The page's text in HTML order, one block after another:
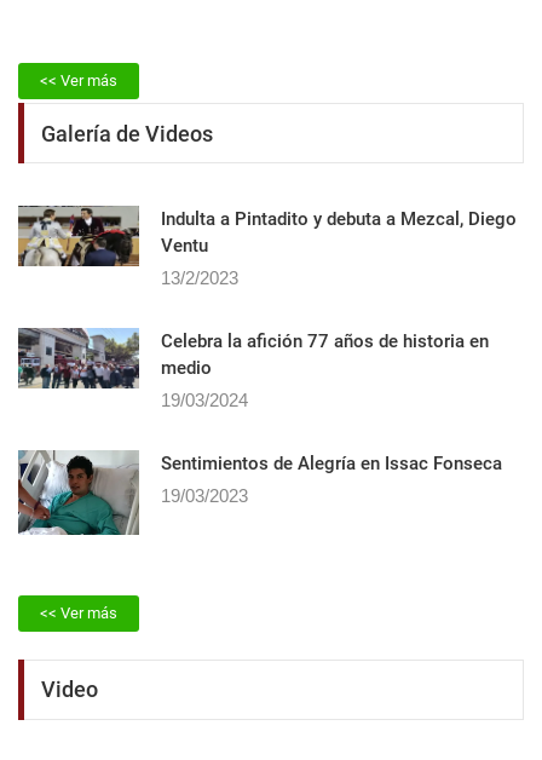
<< Ver más
Galería de Videos
Indulta a Pintadito y debuta a Mezcal, Diego
Ventu
13/2/2023
Celebra la afición 77 años de historia en
medio
19/03/2024
Sentimientos de Alegrí­a en Issac Fonseca
19/03/2023
<< Ver más
Video